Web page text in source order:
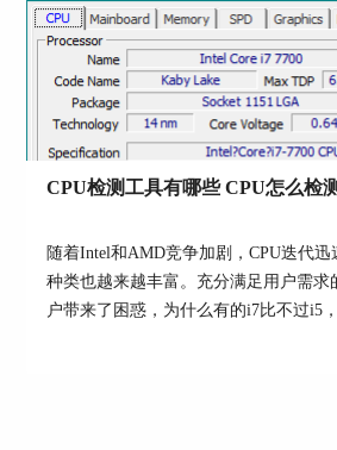
处于什么样的水平。
图四：和其他配置电脑
的排名水
屏教程是怎样的，本文向大家作简单介
CPU检测工具有哪些 CPU怎么检
随着Intel和AMD竞争加剧，CPU迭代迅
种类也越来越丰富。充分满足用户需求
户带来了困惑，为什么有的i7比不过i5
i5和i7性能更强？这就需要借助专业的